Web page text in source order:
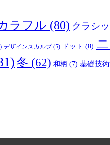
ラフル (80) クラシ
デザインスカルプ(5) ドット (8)
冬 (62) 和柄 (7) 基礎技術